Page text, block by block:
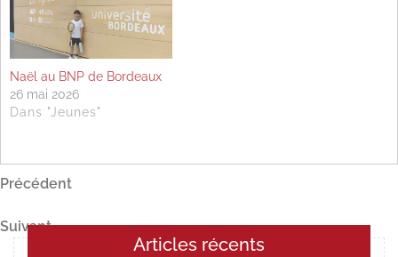
Naël au BNP de Bordeaux
26 mai 2026
Dans "Jeunes"
Navigation
de
l’article
Article
Précédent
Article
suivant
Suivant
Articles récents